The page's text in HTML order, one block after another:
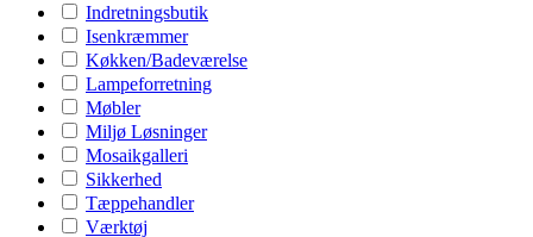
Indretningsbutik
Isenkræmmer
Køkken/Badeværelse
Lampeforretning
Møbler
Miljø Løsninger
Mosaikgalleri
Sikkerhed
Tæppehandler
Værktøj